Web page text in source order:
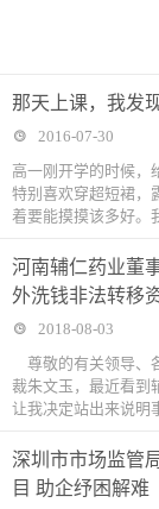
那天上课，我发
2016-07-30
高一刚开学的时候，
特别喜欢穿超短裙，
着要能摸摸该多好。
河南辅仁药业董
外洗钱非法转移
2018-08-03
尊敬的有关领导、
裁朱文玉，最近看到
让我决定站出来说明
深圳市市场监管
目 助企纾困解难